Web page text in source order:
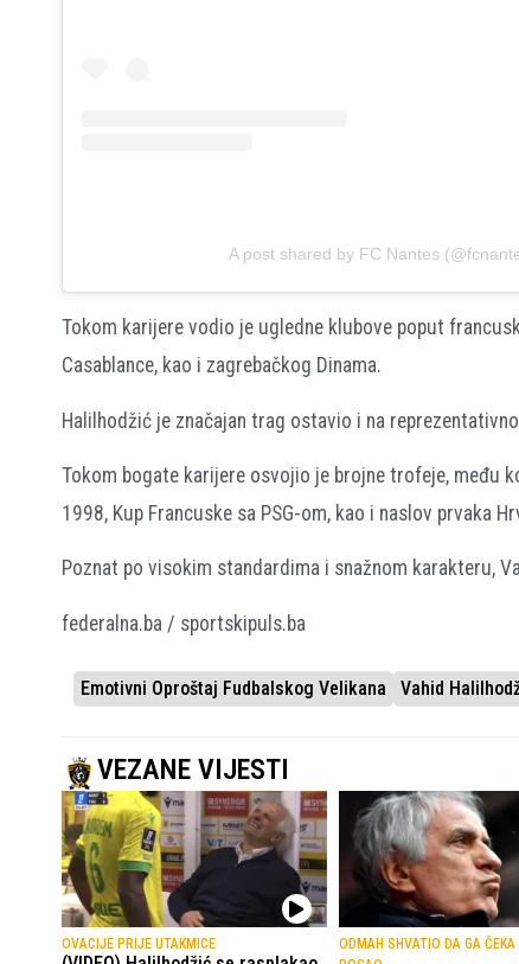
A post shared by FC Nantes
Tokom karijere vodio je ugledne klubove poput
Casablance, kao i zagrebačkog Dinama.
Halilhodžić je značajan trag ostavio i na
Tokom bogate karijere osvojio je brojne trofeje, među
1998, Kup Francuske sa PSG-om, kao i naslov prvaka
Poznat po visokim standardima i snažnom karakteru,
federalna.ba / sportskipuls.ba
Emotivni Oproštaj Fudbalskog Velikana Vahid
VEZANE VIJESTI
OVACIJE PRIJE UTAKMICE
ODMAH SHVATIO DA GA ČEKA